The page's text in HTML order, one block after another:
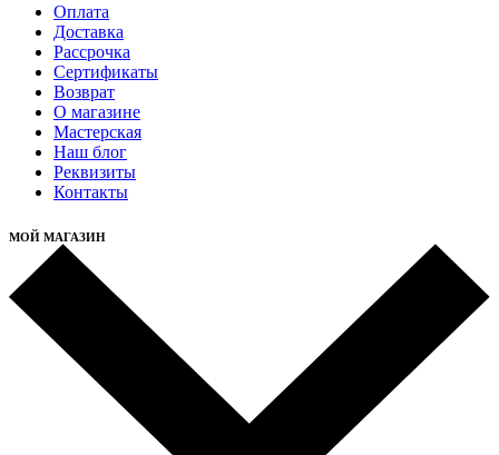
Оплата
Доставка
Рассрочка
Cертификаты
Возврат
О магазине
Мастерская
Наш блог
Реквизиты
Контакты
МОЙ МАГАЗИН